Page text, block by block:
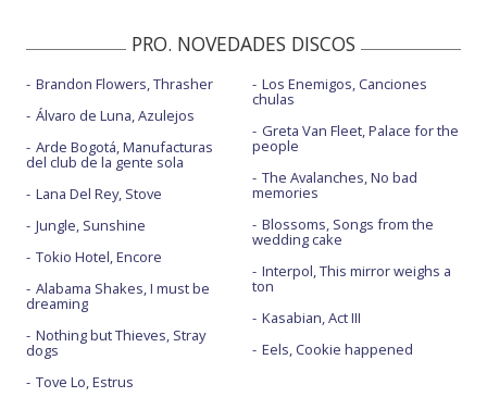
PRO. NOVEDADES DISCOS
Brandon Flowers, Thrasher
Álvaro de Luna, Azulejos
Arde Bogotá, Manufacturas
del club de la gente sola
Lana Del Rey, Stove
Jungle, Sunshine
Tokio Hotel, Encore
Alabama Shakes, I must be
dreaming
Nothing but Thieves, Stray
dogs
Tove Lo, Estrus
Los Enemigos, Canciones
chulas
Greta Van Fleet, Palace for the
people
The Avalanches, No bad
memories
Blossoms, Songs from the
wedding cake
Interpol, This mirror weighs a
ton
Kasabian, Act III
Eels, Cookie happened